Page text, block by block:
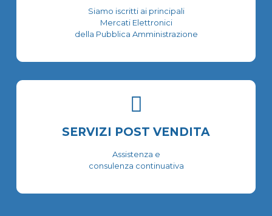
Siamo iscritti ai principali
Mercati Elettronici
della Pubblica Amministrazione
SERVIZI POST VENDITA
Assistenza e
consulenza continuativa